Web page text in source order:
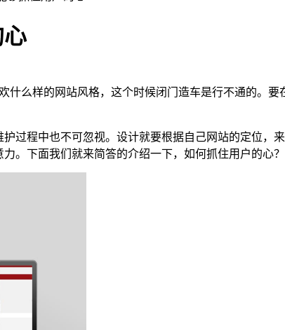
什么样的网站风格，这个时候闭门造车是行不通的。
过程中也不可忽视。设计就要根据自己网站的定位，
。下面我们就来简答的介绍一下，如何抓住用户的心？